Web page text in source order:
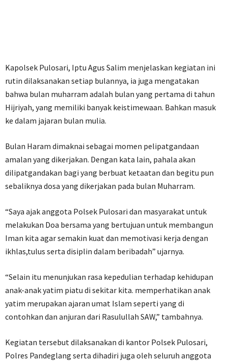
Kapolsek Pulosari, Iptu Agus Salim menjelaskan kegiatan ini
rutin dilaksanakan setiap bulannya, ia juga mengatakan
bahwa bulan muharram adalah bulan yang pertama di tahun
Hijriyah, yang memiliki banyak keistimewaan. Bahkan masuk
ke dalam jajaran bulan mulia.
Bulan Haram dimaknai sebagai momen pelipatgandaan
amalan yang dikerjakan. Dengan kata lain, pahala akan
dilipatgandakan bagi yang berbuat ketaatan dan begitu pun
sebaliknya dosa yang dikerjakan pada bulan Muharram.
“Saya ajak anggota Polsek Pulosari dan masyarakat untuk
melakukan Doa bersama yang bertujuan untuk membangun
Iman kita agar semakin kuat dan memotivasi kerja dengan
ikhlas,tulus serta disiplin dalam beribadah” ujarnya.
“Selain itu menunjukan rasa kepedulian terhadap kehidupan
anak-anak yatim piatu di sekitar kita. memperhatikan anak
yatim merupakan ajaran umat Islam seperti yang di
contohkan dan anjuran dari Rasulullah SAW,” tambahnya.
Kegiatan tersebut dilaksanakan di kantor Polsek Pulosari,
Polres Pandeglang serta dihadiri juga oleh seluruh anggota